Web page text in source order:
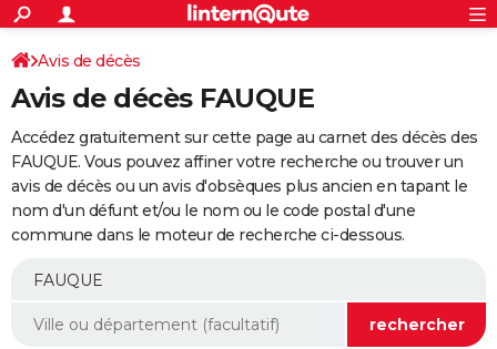
ACTUALITÉS
Politique
Société
Faits Divers
Education
Monde
Villes
+
SPORT
Coupe du monde 2026
Football
Tennis
Cyclisme
Rugby
Forum
Programme TV
TNT
Streaming
Cinéma
Sorties cinéma
Musique
+
FINANCE
Retraite
Epargne
Immobilier
Risques naturels par ville
Banque
Assurance
AUTO
Essais
Réserver un essai
Citadines
Berlines
SUV
Forum auto
+
Mobiles
Meilleur smartphone
Internet
Ordinateurs
Jeux vidéo
Guide high-tech
Aménagement intérieur
Avis de décès
Avis de décès FAUQUE
Accédez gratuitement sur cette page au carnet des décès des
FAUQUE. Vous pouvez affiner votre recherche ou trouver un
avis de décès ou un avis d'obsèques plus ancien en tapant le
nom d'un défunt et/ou le nom ou le code postal d'une
commune dans le moteur de recherche ci-dessous.